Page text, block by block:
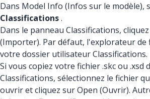
Dans Model Info (Infos sur le modèle),
Classifications.
Dans le panneau Classifications,
(Importer). Par défaut, l'explorateur de
votre dossier utilisateur Classifications.
Si vous copiez votre fichier .skc ou .xsd
Classifications, sélectionnez le fichier
ouvrir et cliquez sur Open (Ouvrir).